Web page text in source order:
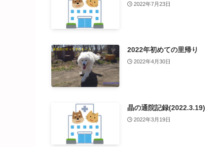
2022年7月23日
2022年初めての里帰り
2022年4月30日
晶の通院記録(2022.3.19)
2022年3月19日